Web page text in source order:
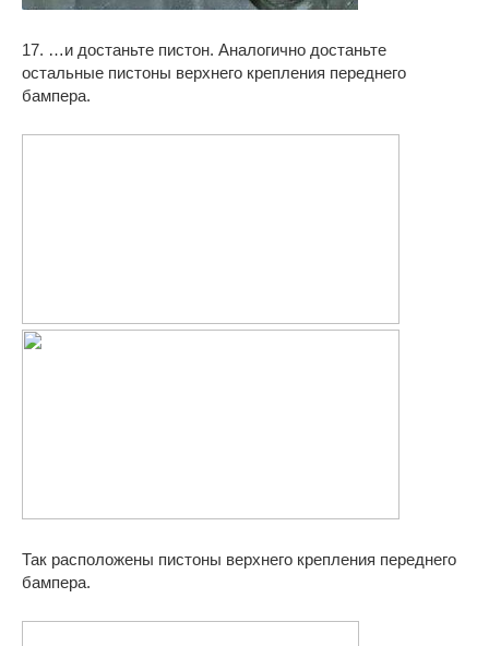
17. …и достаньте пистон. Аналогично достаньте
остальные пистоны верхнего крепления переднего
бампера.
Так расположены пистоны верхнего крепления переднего
бампера.